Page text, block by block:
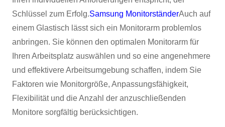
Schlüssel zum Erfolg.Samsung MonitorständerAuch auf
einem Glastisch lässt sich ein Monitorarm problemlos
anbringen. Sie können den optimalen Monitorarm für
Ihren Arbeitsplatz auswählen und so eine angenehmere
und effektivere Arbeitsumgebung schaffen, indem Sie
Faktoren wie Monitorgröße, Anpassungsfähigkeit,
Flexibilität und die Anzahl der anzuschließenden
Monitore sorgfältig berücksichtigen.